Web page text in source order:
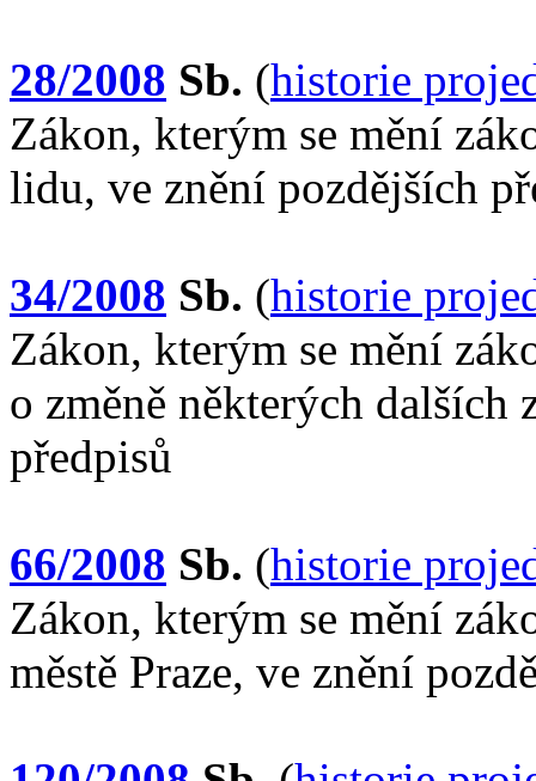
28/2008 Sb. (historie
Zákon, kterým se mění
lidu, ve znění pozdějších
34/2008 Sb. (historie
Zákon, kterým se mění
o změně některých dalších
předpisů
66/2008 Sb. (historie
Zákon, kterým se mění
městě Praze, ve znění